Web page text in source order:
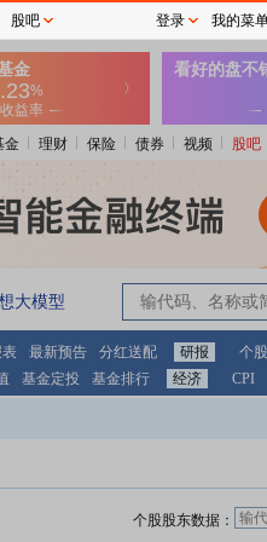
金 理财 保险 债券 视频 股吧
大模型
最新预告 分红送配 研报 个
基金定投 基金排行 经济 CPI
个股股东数据：
股吧 登录 我的菜